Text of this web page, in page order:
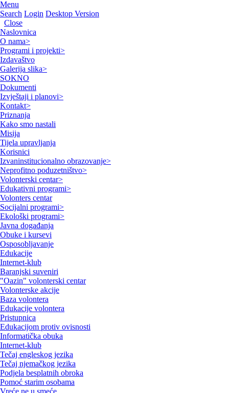
Menu
Search Login Desktop Version
Close
Naslovnica
O nama>
Programi i projekti>
Izdavaštvo
Galerija slika>
SOKNO
Dokumenti
Izvještaji i planovi>
Kontakt>
Priznanja
Kako smo nastali
Misija
Tijela upravljanja
Korisnici
Izvaninstitucionalno obrazovanje>
Neprofitno poduzetništvo>
Volonterski centar>
Edukativni programi>
Volonters centar
Socijalni programi>
Ekološki programi>
Javna događanja
Obuke i kursevi
Osposobljavanje
Edukacije
Internet-klub
Baranjski suveniri
"Oazin" volonterski centar
Volonterske akcije
Baza volontera
Edukacije volontera
Pristupnica
Edukacijom protiv ovisnosti
Informatička obuka
Internet-klub
Tečaj engleskog jezika
Tečaj njemačkog jezika
Podjela besplatnih obroka
Pomoć starim osobama
Vreće ne u smeće